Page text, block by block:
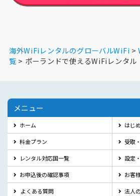
海外WiFiレンタルのグローバルWiFi
覧
ポーランドで使えるWiFiレンタル
メニュー
ホーム はじ
料金プラン 受取
レンタル対応国一覧 設定
お申込後の確認事項 お客
よくある質問 法人